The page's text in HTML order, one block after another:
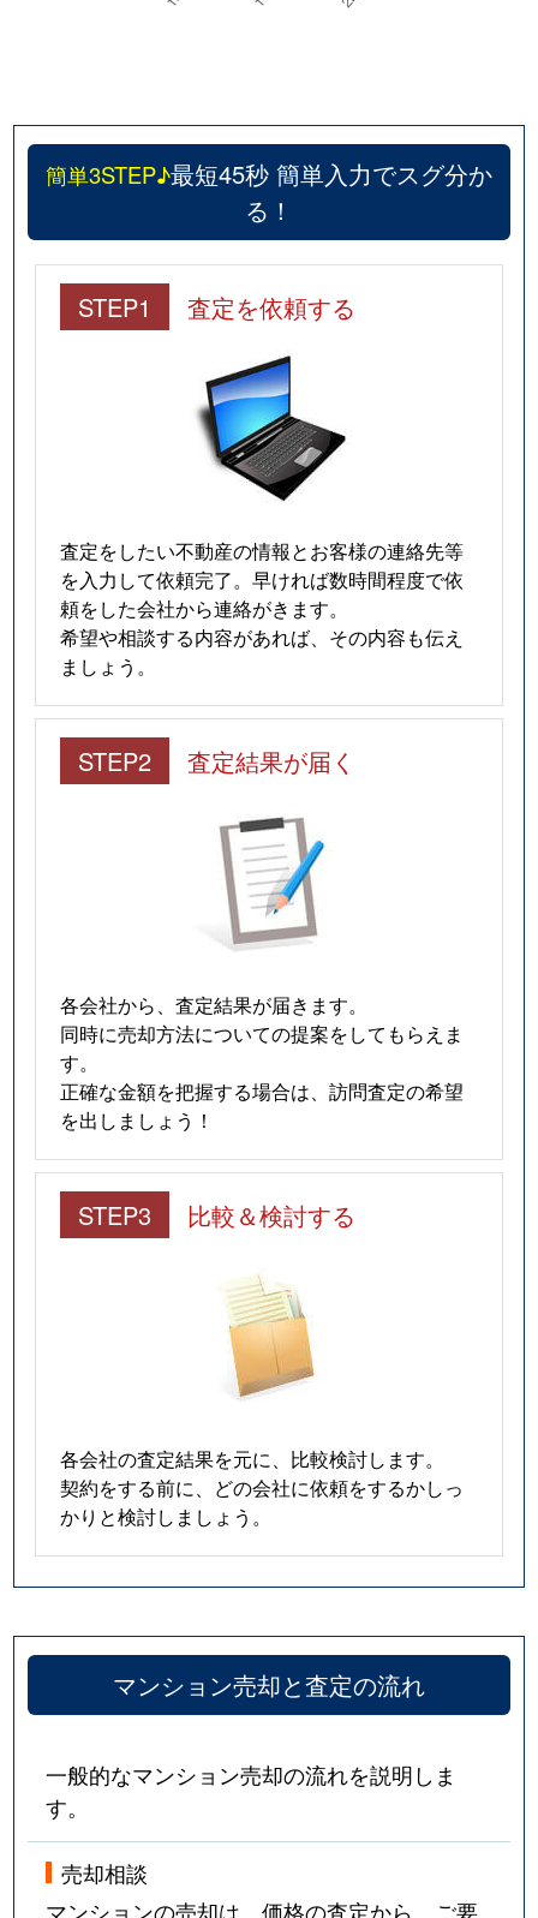
簡単3STEP♪最短45秒 簡単入力でスグ分か
る！
STEP1 査定を依頼する
査定をしたい不動産の情報とお客様の連絡先等
を入力して依頼完了。早ければ数時間程度で依
頼をした会社から連絡がきます。
希望や相談する内容があれば、その内容も伝え
ましょう。
STEP2 査定結果が届く
各会社から、査定結果が届きます。
同時に売却方法についての提案をしてもらえま
す。
正確な金額を把握する場合は、訪問査定の希望
を出しましょう！
STEP3 比較＆検討する
各会社の査定結果を元に、比較検討します。
契約をする前に、どの会社に依頼をするかしっ
かりと検討しましょう。
マンション売却と査定の流れ
一般的なマンション売却の流れを説明しま
す。
売却相談
マンションの売却は、価格の査定から。ご要